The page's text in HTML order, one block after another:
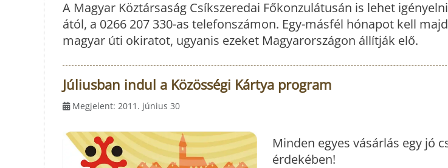
A Magyar Köztársaság Csíkszeredai Főkonzulátusán is lehet
ától, a 0266 207 330-as telefonszámon. Egy-másfél hónapot kell
magyar úti okiratot, ugyanis ezeket Magyarországon állítják elő.
Júliusban indul a Közösségi Kártya program
Megjelent: 2011. június 30
Minden egyes vásárlás egy jó
érdekében!